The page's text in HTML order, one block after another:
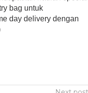
bag untuk
day delivery dengan